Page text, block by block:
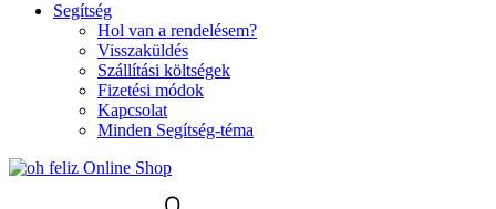
Segítség
Hol van a rendelésem?
Visszaküldés
Szállítási költségek
Fizetési módok
Kapcsolat
Minden Segítség-téma